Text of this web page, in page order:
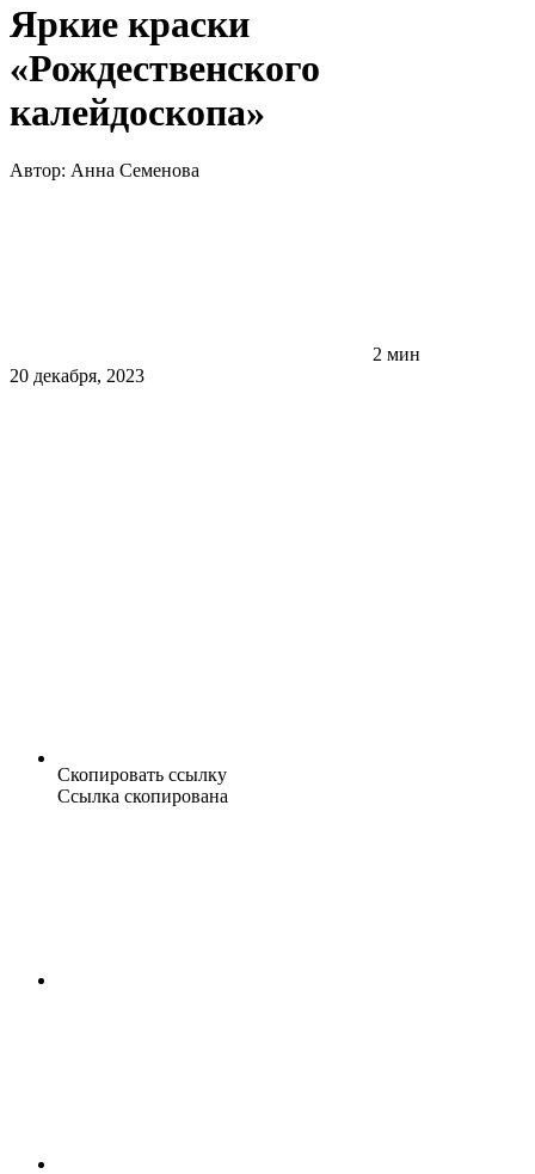
Яркие краски
«Рождественского
калейдоскопа»
Автор: Анна Семенова
2 мин
20 декабря, 2023
Скопировать ссылку
Ссылка скопирована